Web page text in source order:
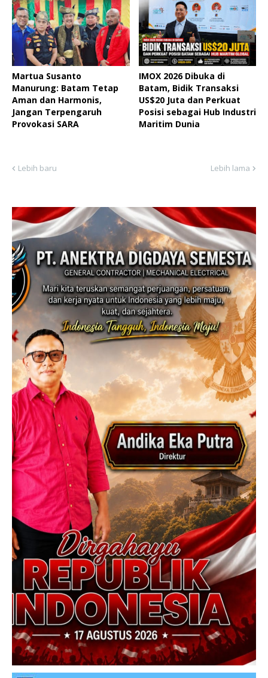
Martua Susanto
Manurung: Batam Tetap
Aman dan Harmonis,
Jangan Terpengaruh
Provokasi SARA
IMOX 2026 Dibuka di
Batam, Bidik Transaksi
US$20 Juta dan Perkuat
Posisi sebagai Hub Industri
Maritim Dunia ‎
Lebih baru Lebih lama